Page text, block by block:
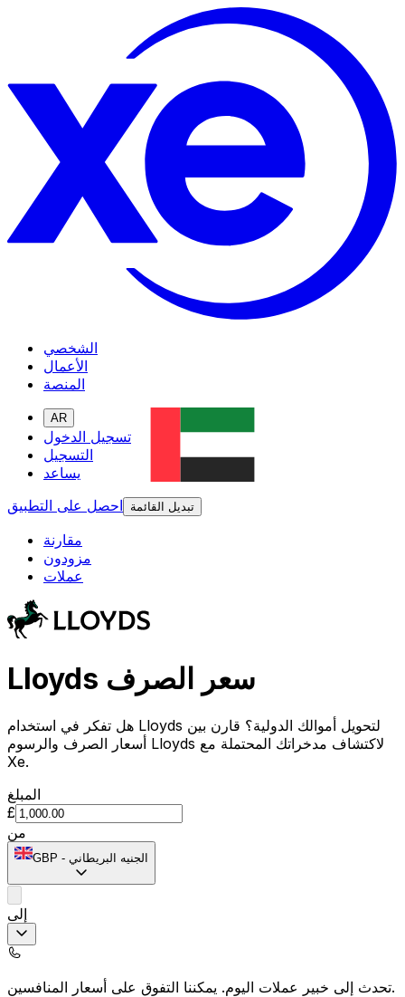
الشخصي
الأعمال
المنصة
AR
تسجيل الدخول
التسجيل
يساعد
احصل على التطبيق
تبديل القائمة
مقارنة
مزودون
عملات
Lloyds سعر الصرف
هل تفكر في استخدام Lloyds لتحويل أموالك الدولية؟ قارن بين
أسعار الصرف والرسوم Lloyds لاكتشاف مدخراتك المحتملة مع
Xe.
المبلغ
£
من
GBP - الجنيه البريطاني
إلى
تحدث إلى خبير عملات اليوم.يمكننا التفوق على أسعار المنافسين.